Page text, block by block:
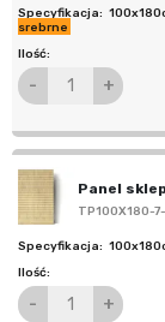
srebrne
- +
Panel
TP100X180-
- +